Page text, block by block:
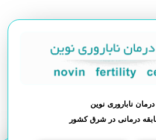
ناباروری نوین